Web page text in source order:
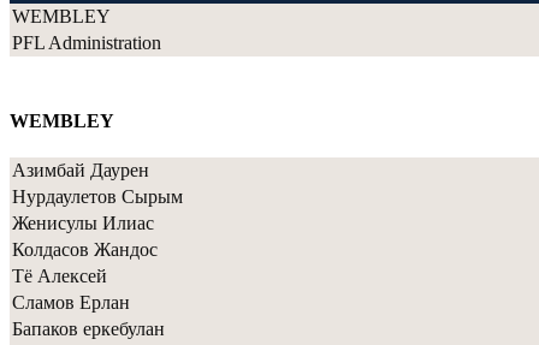
WEMBLEY
PFL Administration
WEMBLEY
Азимбай Даурен
Нурдаулетов Сырым
Женисулы Илиас
Колдасов Жандос
Тё Алексей
Сламов Ерлан
Бапаков еркебулан